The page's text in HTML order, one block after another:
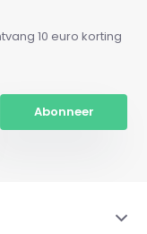
10 euro korting
Abonneer